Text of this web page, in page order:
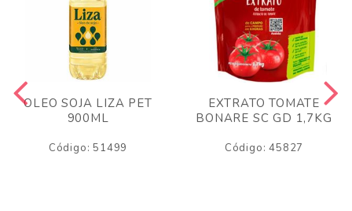
OLEO SOJA LIZA PET
900ML
Código: 51499
EXTRATO TOMATE
BONARE SC GD 1,7KG
Código: 45827